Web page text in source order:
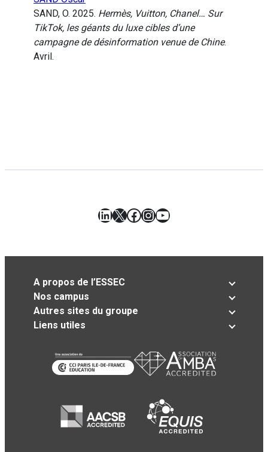
SAND, O. 2025. Hermès, Vuitton, Chanel… Sur
TikTok, les géants du luxe cibles d’une
campagne de désinformation venue de Chine.
Avril.
LinkedIn
X Facebook
Instagram
YouTube
A propos de l’ESSEC
Nos campus
Autres sites du groupe
Liens utiles